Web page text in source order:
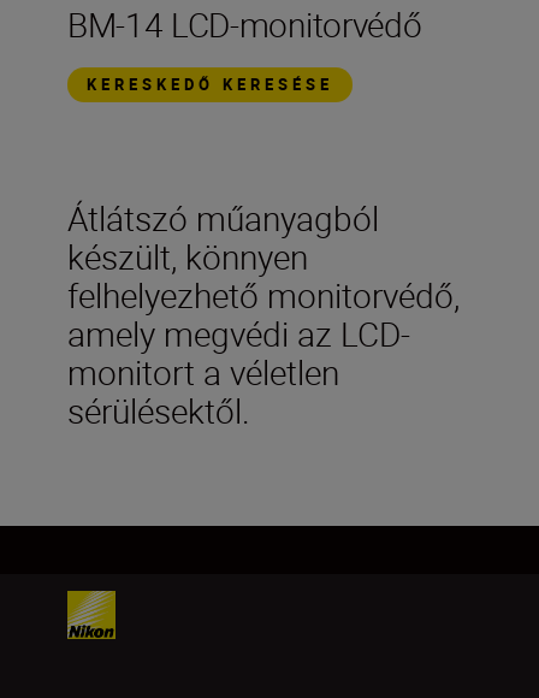
BM-14 LCD-monitorvédő
KERESKEDŐ KERESÉSE
Átlátszó műanyagból
készült, könnyen
felhelyezhető monitorvédő,
amely megvédi az LCD-
monitort a véletlen
sérülésektől.